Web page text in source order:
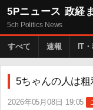
5Pニュース 政経
5ch Politics News
すべて 速報 IT
5ちゃんの人は
2026年05月08日 19:05